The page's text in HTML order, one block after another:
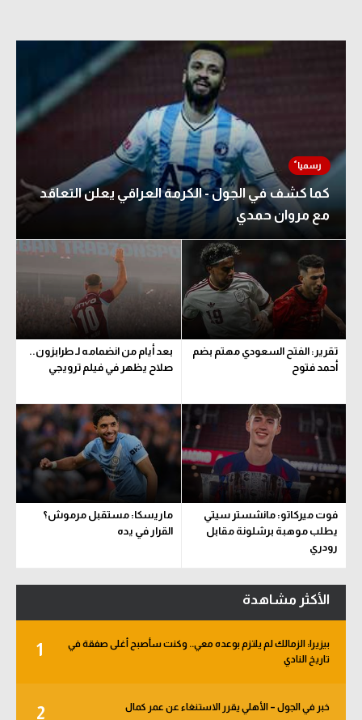
كما كشف في الجول - الكرمة العراقي يعلن التعاقد
مع مروان حمدي
تقرير: الفتح السعودي مهتم بضم
أحمد فتوح
بعد أيام من انضمامه لـ طرابزون..
صلاح يظهر في فيلم ترويجي
فوت ميركاتو: مانشستر سيتي
يطلب موهبة برشلونة مقابل
رودري
ماريسكا: مستقبل مرموش؟
القرار في يده
الأكثر مشاهدة
1
بيزيرا: الزمالك لم يلتزم بوعده معي.. وكنت سأصبح أغلى صفقة في
تاريخ النادي
2 خبر في الجول – الأهلي يقرر الاستنغاء عن عمر كمال